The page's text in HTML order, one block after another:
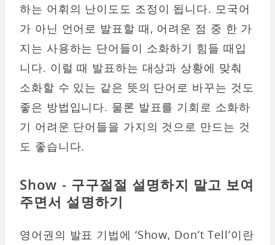
하는 어휘의 난이도도 조정이 됩니다. 모국어
가 아닌 언어로 발표할 때, 어려운 점 중 한 가
지는 사용하는 단어들이 소화하기 힘들 때입
니다. 이럴 때 발표하는 대상과 상황에 맞춰
소화할 수 있는 같은 뜻의 단어로 바꾸는 것도
좋은 방법입니다. 물론 발표를 기회로 소화하
기 어려운 단어들을 가지의 것으로 만드는 것
도 좋습니다.
Show - 구구절절 설명하지 말고 보여
주면서 설명하기
영어권의 발표 기법에 ‘Show, Don’t Tell’이란